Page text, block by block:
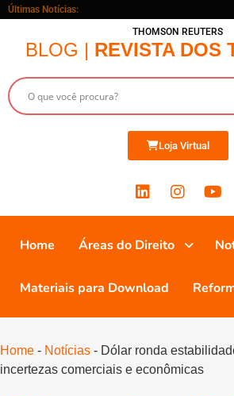
Últimas Notícias:
THOMSON REUTERS
BLOG | REVISTA DOS
Loja Virtual
Home Áreas do Direito
Materiais para Download
Home - Notícias - Dólar ronda
incertezas comerciais e econômicas